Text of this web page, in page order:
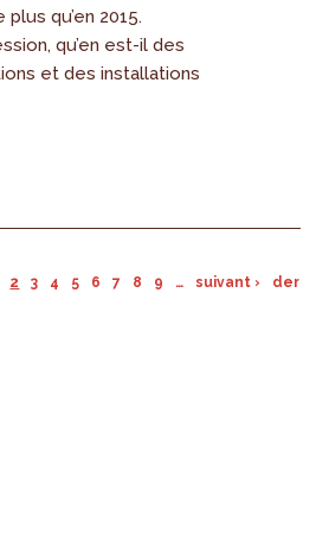
qu’en 2015.
qu’en est-il des
et des installations
2 3 4 5 6 7 8 9 … suivant ›